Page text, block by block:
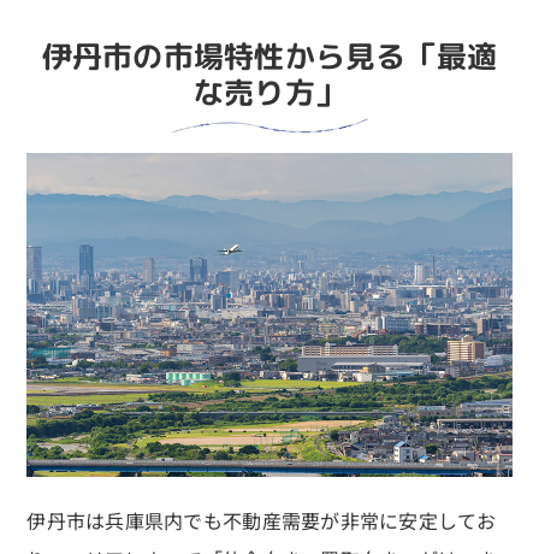
伊丹市の市場特性から見る「最適
な売り方」
伊丹市は兵庫県内でも不動産需要が非常に安定してお